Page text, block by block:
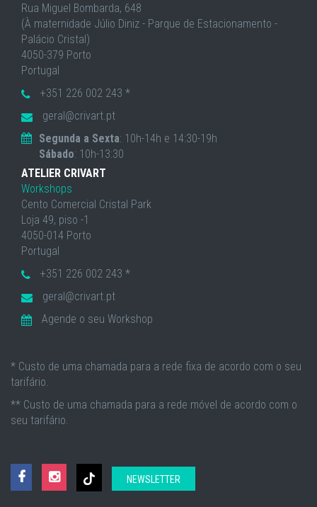
Rua Miguel Bombarda, 648
(À maternidade Júlio Diniz - Parque de Estacionamento -
Palácio Cristal)
4050-379 Porto
Portugal
+351 226 002 243 *
geral@crivart.pt
Segunda a Sexta: 10h-14h e 14:30-19h
Sábado: 10h-13:30
ATELIER CRIVART
Workshops
Cento Comercial Cristal Park
Loja 49, piso -1
4050-014 Porto
Portugal
+351 226 002 243 *
geral@crivart.pt
Agende o seu Workshop
* Custo de uma chamada para a rede fixa de acordo com o seu
tarifário.
** Custo de uma chamada para a rede móvel de acordo com o
seu tarifário.
NEWSLETTER